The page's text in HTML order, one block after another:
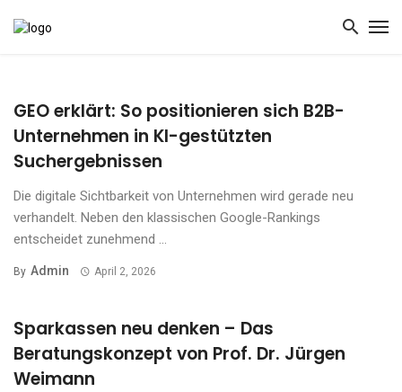
GEO erklärt: So positionieren sich B2B-
Unternehmen in KI-gestützten
Suchergebnissen
Die digitale Sichtbarkeit von Unternehmen wird gerade neu
verhandelt. Neben den klassischen Google-Rankings
entscheidet zunehmend ...
By Admin April 2, 2026
Sparkassen neu denken – Das
Beratungskonzept von Prof. Dr. Jürgen
Weimann